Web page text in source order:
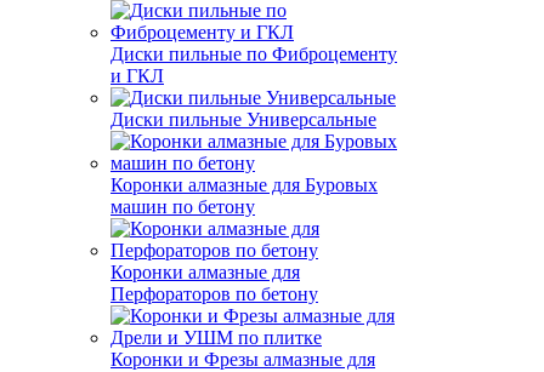
Диски пильные по Фиброцементу
и ГКЛ
Диски пильные Универсальные
Коронки алмазные для Буровых
машин по бетону
Коронки алмазные для
Перфораторов по бетону
Коронки и Фрезы алмазные для